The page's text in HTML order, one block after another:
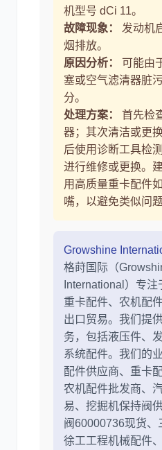
机型号 dCi 11。
故障现象：
发动机
烟排放。
原因分析：
可能由
塞或空气滤清器脏
分。
处理方案：
首先检
器；其次清洁或更
后使用诊断工具检
进行维修或更换。
用高质量重卡配件
嘴，以避免类似问题
Growshine
格莳国际（
International）专注
重卡配件、农机配
出口贸易。我们提
务，包括液压件、
系统配件。我们的
配件供应商、重卡
农机配件批发商、
易、挖掘机保持阀
阀60000736现货、
徐工工程机械配件